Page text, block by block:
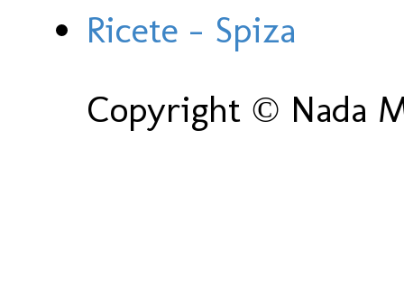
Ricete - Spiza
Copyright © Nada